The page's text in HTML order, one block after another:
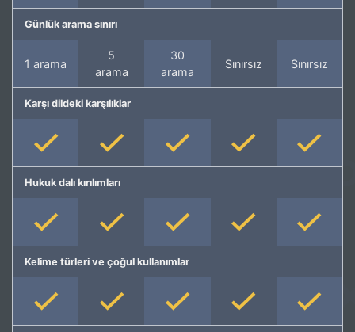
Günlük arama sınırı
1 arama
5
arama
30
arama
Sınırsız Sınırsız
Karşı dildeki karşılıklar
Hukuk dalı kırılımları
Kelime türleri ve çoğul kullanımlar